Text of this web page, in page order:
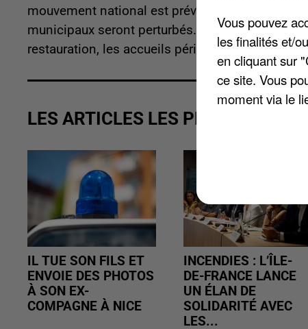
mouvement national est prévu mardi 5 octobre
municipaux seront perturbés. La mairie précise
restauration, les accueils périscolaires et de
LES ARTICLES LES PLUS VUS
IL TUE SON FILS ET
ENVOIE DES PHOTOS
À SON EX-
COMPAGNE À NICE
INCENDIES : L’ÎLE-
DE-FRANCE LANCE
UN ÉLAN DE
SOLIDARITÉ AVEC
LES...
Vous pouvez
les finalités et/
en cliquant sur
ce site. Vous
moment via le